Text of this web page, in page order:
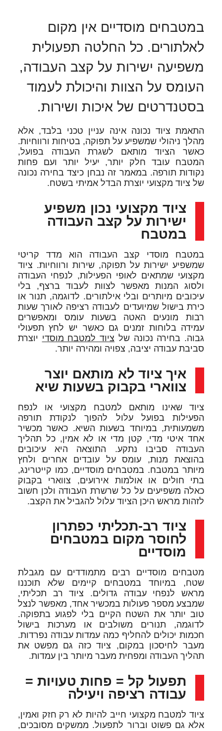
במטבחים מוסדיים אין מקום
לאלתורים. כל החלטה תפעולית
משפיעה ישירות על קצב העבודה,
העומס על הצוות והיכולת לעמוד
בסטנדרטים של איכות ושירות.
התאמת ציוד נכונה אינה עניין טכני בלבד, אלא
מהלך ניהולי שמשפיע על תפוקה, בטיחות ורווחיות.
כאשר הציוד מותאם לשגרת העבודה בפועל,
המטבח עובד חלק יותר, יעיל יותר ועם פחות
נקודות תורפה. במאמר זה נבחן כיצד בחירה נכונה
של ציוד מקצועי יוצרת הבדל אמיתי בשטח.
ציוד מקצועי נכון משפיע
ישירות על קצב העבודה
במטבח
במטבח מוסדי קצב העבודה הוא מדד קריטי
שמשפיע ישירות על תפוקה, שירות ורווחיות. ציוד
מקצועי שמתאים לאופי הפעילות, לנפחי העבודה
ולסוג המנות מאפשר לצוות לעבוד ברצף, בלי
עיכובים מיותרים ובלי אילתורים. לדוגמה, תנור או
כירת בישול שמיועדים לעבודה רציפה לאורך שעות
רבות מונעים האטה בשעות עומס ומאפשרים
עמידה בלוחות זמנים גם כאשר יש לחץ תפעולי
גבוה. בחירה נכונה של ציוד למטבח מוסדי יוצרת
סביבת עבודה יציבה, צפויה ומהירה יותר.
איך ציוד לא מותאם יוצר
צווארי בקבוק בשעות שיא
ציוד שאינו מותאם למטבח מקצועי או לנפח
הפעילות בפועל עלול להפוך לנקודת תורפה
משמעותית, במיוחד בשעות השיא. כאשר מכשיר
אחד איטי מדי, קטן מדי או לא אמין, כל תהליך
העבודה סביבו נתקע. התוצאה היא עיכובים
בהוצאת מנות, עומס על עובדים אחרים ולחץ
מיותר במטבח. במטבחים מוסדיים, כמו קייטרינג,
בתי חולים או אולמות אירועים, צווארי בקבוק
כאלה משפיעים על כל שרשרת העבודה ולכן חשוב
לזהות מראש היכן הציוד עלול להגביל את הקצב.
ציוד רב-תכליתי כפתרון
לחוסר מקום במטבחים
מוסדיים
מטבחים מוסדיים רבים מתמודדים עם מגבלת
שטח, במיוחד במטבחים קיימים שלא תוכננו
מראש לנפחי עבודה גדולים. ציוד רב תכליתי,
שמבצע מספר פעולות במכשיר אחד, מאפשר לנצל
טוב יותר את השטח הקיים בלי לפגוע בתפוקה.
לדוגמה, תנורים משולבים או מערכות בישול
חכמות יכולים להחליף כמה עמדות עבודה נפרדות.
מעבר לחיסכון במקום, ציוד כזה גם מפשט את
תהליך העבודה ומפחית מעבר מיותר בין עמדות.
תפעול קל = פחות טעויות =
עבודה רציפה ויעילה
ציוד למטבח מקצועי חייב להיות לא רק חזק ואמין,
אלא גם פשוט וברור לתפעול. ממשקים מסובכים,